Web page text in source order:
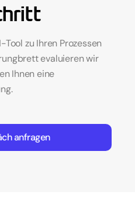
zu Ihren Prozessen
evaluieren wir
Ihnen eine
Erstgespräch anfragen